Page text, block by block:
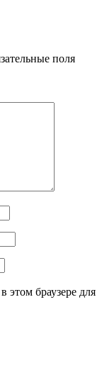
поля
этом браузере для